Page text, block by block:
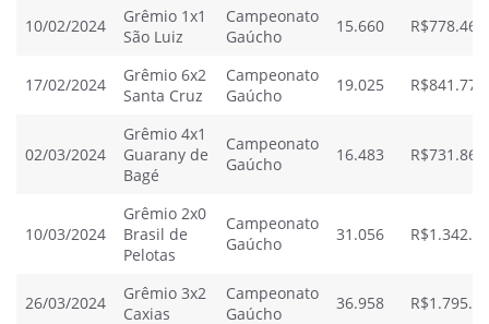
10/02/2024
Grêmio 1x1
São Luiz
Campeonato
Gaúcho
15.660
17/02/2024
Grêmio 6x2
Santa Cruz
Campeonato
Gaúcho
19.025
02/03/2024
Grêmio 4x1
Guarany de
Bagé
Campeonato
Gaúcho
16.483
10/03/2024
Grêmio 2x0
Brasil de
Pelotas
Campeonato
Gaúcho
31.056
26/03/2024
Grêmio 3x2
Caxias
Campeonato
Gaúcho
36.958